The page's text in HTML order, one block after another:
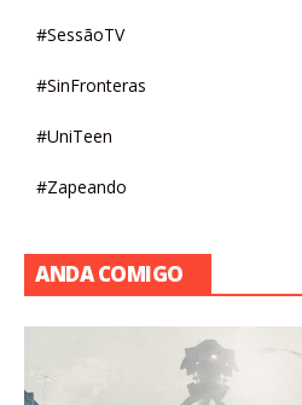
#SessãoTV
#SinFronteras
#UniTeen
#Zapeando
ANDA COMIGO